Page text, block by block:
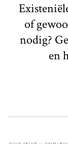
of
nodig?
en